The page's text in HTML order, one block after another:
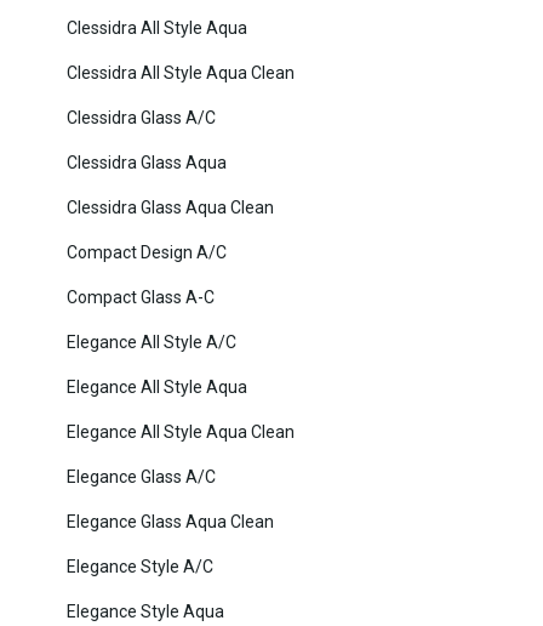
Clessidra All Style Aqua
Clessidra All Style Aqua Clean
Clessidra Glass A/C
Clessidra Glass Aqua
Clessidra Glass Aqua Clean
Compact Design A/C
Compact Glass A-C
Elegance All Style A/C
Elegance All Style Aqua
Elegance All Style Aqua Clean
Elegance Glass A/C
Elegance Glass Aqua Clean
Elegance Style A/C
Elegance Style Aqua